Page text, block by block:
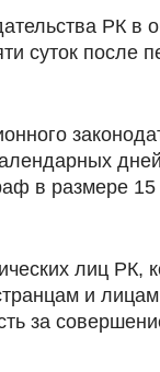
РК в
суток после
в размере
лиц РК,
и
за